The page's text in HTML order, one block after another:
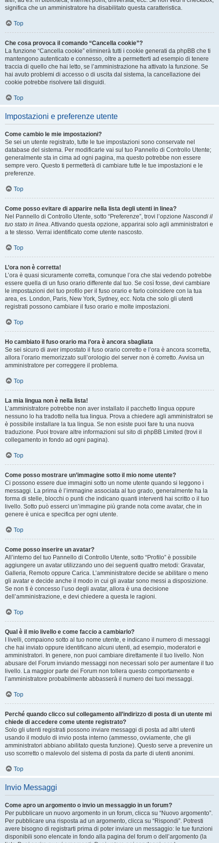
significa che un amministratore ha disabilitato questa caratteristica.
Top
Che cosa provoca il comando “Cancella cookie”?
La funzione “Cancella cookie” eliminerà tutti i cookie generati da phpBB che ti
mantengono autenticato e connesso, oltre a permetterti ad esempio di tenere
traccia di quello che hai letto, se l’amministrazione ha attivato la funzione. Se
hai avuto problemi di accesso o di uscita dal sistema, la cancellazione dei
cookie potrebbe risolvere tali disguidi.
Top
Impostazioni e preferenze utente
Come cambio le mie impostazioni?
Se sei un utente registrato, tutte le tue impostazioni sono conservate nel
database del sistema. Per modificarle vai sul tuo Pannello di Controllo Utente;
generalmente sta in cima ad ogni pagina, ma questo potrebbe non essere
sempre vero. Questo ti permetterà di cambiare tutte le tue impostazioni e le
preferenze.
Top
Come posso evitare di apparire nella lista degli utenti in linea?
Nel Pannello di Controllo Utente, sotto “Preferenze”, trovi l’opzione Nascondi il
tuo stato in linea. Attivando questa opzione, apparirai solo agli amministratori e
a te stesso. Verrai identificato come utente nascosto.
Top
L’ora non è corretta!
L’ora è quasi sicuramente corretta, comunque l’ora che stai vedendo potrebbe
essere quella di un fuso orario differente dal tuo. Se così fosse, devi cambiare
le impostazioni del tuo profilo per il fuso orario e farlo coincidere con la tua
area, es. London, Paris, New York, Sydney, ecc. Nota che solo gli utenti
registrati possono cambiare il fuso orario e molte impostazioni.
Top
Ho cambiato il fuso orario ma l’ora è ancora sbagliata
Se sei sicuro di aver impostato il fuso orario corretto e l’ora è ancora scorretta,
allora l’orario memorizzato sull’orologio del server non è corretto. Avvisa un
amministratore per correggere il problema.
Top
La mia lingua non è nella lista!
L’amministratore potrebbe non aver installato il pacchetto lingua oppure
nessuno lo ha tradotto nella tua lingua. Prova a chiedere agli amministratori se
è possibile installare la tua lingua. Se non esiste puoi fare tu una nuova
traduzione. Puoi trovare altre informazioni sul sito di phpBB Limited (trovi il
collegamento in fondo ad ogni pagina).
Top
Come posso mostrare un’immagine sotto il mio nome utente?
Ci possono essere due immagini sotto un nome utente quando si leggono i
messaggi. La prima è l’immagine associata al tuo grado, generalmente ha la
forma di stelle, blocchi o punti che indicano quanti interventi hai scritto o il tuo
livello. Sotto può esserci un’immagine più grande nota come avatar, che in
genere è unica e specifica per ogni utente.
Top
Come posso inserire un avatar?
All’interno del tuo Pannello di Controllo Utente, sotto “Profilo” è possibile
aggiungere un avatar utilizzando uno dei seguenti quattro metodi: Gravatar,
Galleria, Remoto oppure Carica. L’amministratore decide se abilitare o meno
gli avatar e decide anche il modo in cui gli avatar sono messi a disposizione.
Se non ti è concesso l’uso degli avatar, allora è una decisione
dell’amministrazione, e devi chiedere a questa le ragioni.
Top
Qual è il mio livello e come faccio a cambiarlo?
I livelli, compaiono sotto al tuo nome utente, e indicano il numero di messaggi
che hai inviato oppure identificano alcuni utenti, ad esempio, moderatori e
amministratori. In genere, non puoi cambiare direttamente il tuo livello. Non
abusare del Forum inviando messaggi non necessari solo per aumentare il tuo
livello. La maggior parte dei Forum non tollera questo comportamento e
l’amministratore probabilmente abbasserà il numero dei tuoi messaggi.
Top
Perché quando clicco sul collegamento all’indirizzo di posta di un utente mi
chiede di accedere come utente registrato?
Solo gli utenti registrati possono inviare messaggi di posta ad altri utenti
usando il modulo di invio posta interno (ammesso, ovviamente, che gli
amministratori abbiano abilitato questa funzione). Questo serve a prevenire un
uso scorretto o malevolo del sistema di posta da parte di utenti anonimi.
Top
Invio Messaggi
Come apro un argomento o invio un messaggio in un forum?
Per pubblicare un nuovo argomento in un forum, clicca su “Nuovo argomento”.
Per pubblicare una risposta ad un argomento, clicca su “Rispondi”. Potresti
avere bisogno di registrarti prima di poter inviare un messaggio: le tue funzioni
disponibili sono elencate in fondo alla pagina del forum o dell’argomento (la